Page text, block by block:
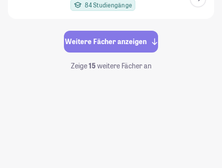
84 Studiengänge
Weitere Fächer anzeigen
Zeige15weitere Fächer an